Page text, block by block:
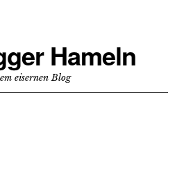
Hameln
eisernen Blog